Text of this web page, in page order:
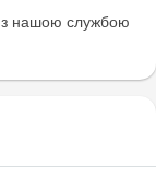
з нашою службою